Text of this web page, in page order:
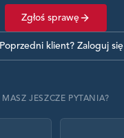
Zgłoś sprawę
Poprzedni klient? Zaloguj się
MASZ JESZCZE PYTANIA?